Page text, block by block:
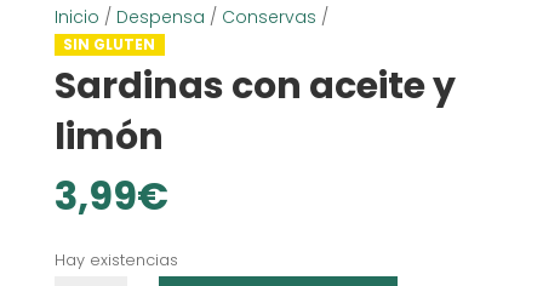
Inicio / Despensa / Conservas /
SIN GLUTEN
Sardinas con aceite y
limón
3,99€
Hay existencias